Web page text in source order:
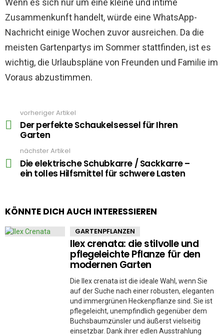
Zusammenkunft handelt, würde eine WhatsApp-
Nachricht einige Wochen zuvor ausreichen. Da die
meisten Gartenpartys im Sommer stattfinden, ist es
wichtig, die Urlaubspläne von Freunden und Familie im
Voraus abzustimmen.
more
vorheriger Artikel
Der perfekte Schaukelsessel für Ihren
Garten
nächster Artikel
Die elektrische Schubkarre / Sackkarre –
ein tolles Hilfsmittel für schwere Lasten
KÖNNTE DICH AUCH INTERESSIEREN
GARTENPFLANZEN
Ilex crenata: die stilvolle und
pflegeleichte Pflanze für den
modernen Garten
Die Ilex crenata ist die ideale Wahl, wenn Sie
auf der Suche nach einer robusten, eleganten
und immergrünen Heckenpflanze sind. Sie ist
pflegeleicht, unempfindlich gegenüber dem
Buchsbaumzünsler und äußerst vielseitig
einsetzbar. Dank ihrer edlen Ausstrahlung